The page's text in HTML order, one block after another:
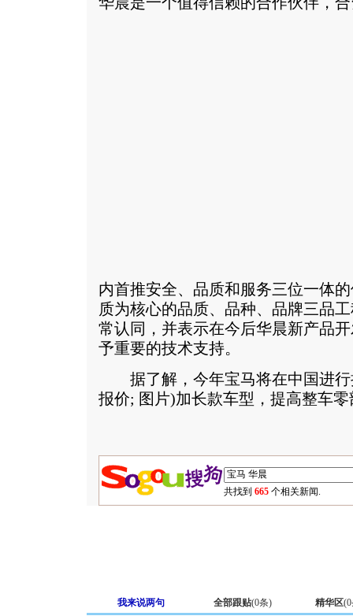
内首推安全、品质和服务三位一体
质为核心的品质、品种、品牌三品
常认同，并表示在今后华晨新产品
予重要的技术支持。
据了解，今年宝马将在中国进行
报价; 图片)加长款车型，提高整车
共找到 665 个相关新闻.
我来说两句 全部跟贴(0条) 精华区(0